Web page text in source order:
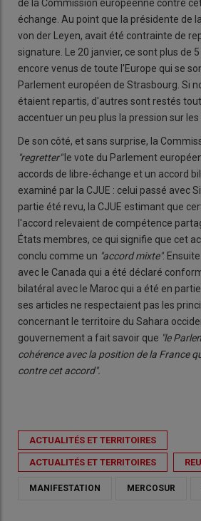
de la Commission européenne contre
échange. Au point que la présidente de
von der Leyen, avait été contrainte de
signature. Le 20 janvier, ce sont plus de
encore venus de toute l'Europe qui se
Parlement européen de Strasbourg. Si
étaient repartis, d'autres sont restés
accentuer un peu plus la pression sur
De son côté, et sans surprise, la
"regretter"le vote du Parlement
accords de libre-échange et un accord
examiné par la CJUE : celui passé avec
partie été revu, la CJUE estimant que
l'accord relevaient de compétence
États membres, ce qui signifie que cet
conclu comme un "accord mixte".
avec le Canada qui a été déclaré
bilatéral avec le Maroc qui a été en
ses articles ne respectaient pas les
concernant le territoire du Sahara
gouvernement a fait savoir que "le
cohérence avec la position de la France
contre cet accord".
ACTUALITÉS ET TERRITOIRES
ACTUALITÉS ET TERRITOIRES
MANIFESTATION MERCOSUR